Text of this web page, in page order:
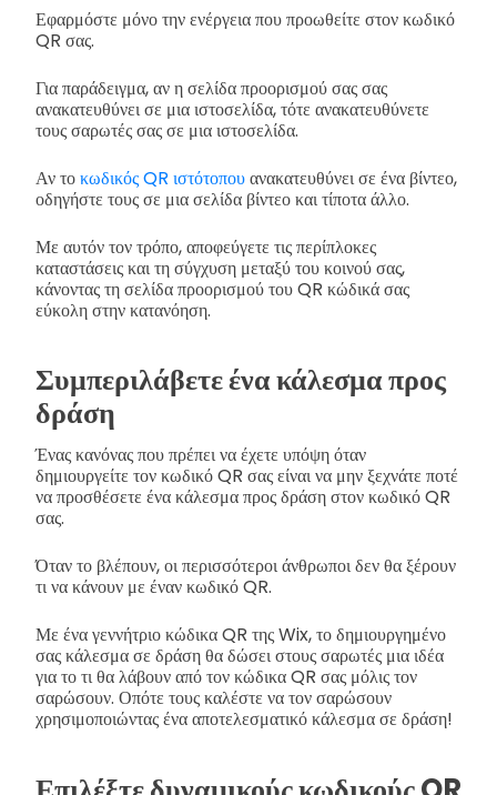
Εφαρμόστε μόνο την ενέργεια που προωθείτε στον κωδικό
QR σας.
Για παράδειγμα, αν η σελίδα προορισμού σας σας
ανακατευθύνει σε μια ιστοσελίδα, τότε ανακατευθύνετε
τους σαρωτές σας σε μια ιστοσελίδα.
Αν τοκωδικός QR ιστότοπουανακατευθύνει σε ένα βίντεο,
οδηγήστε τους σε μια σελίδα βίντεο και τίποτα άλλο.
Με αυτόν τον τρόπο, αποφεύγετε τις περίπλοκες
καταστάσεις και τη σύγχυση μεταξύ του κοινού σας,
κάνοντας τη σελίδα προορισμού του QR κώδικά σας
εύκολη στην κατανόηση.
Συμπεριλάβετε ένα κάλεσμα προς
δράση
Ένας κανόνας που πρέπει να έχετε υπόψη όταν
δημιουργείτε τον κωδικό QR σας είναι να μην ξεχνάτε ποτέ
να προσθέσετε ένα κάλεσμα προς δράση στον κωδικό QR
σας.
Όταν το βλέπουν, οι περισσότεροι άνθρωποι δεν θα ξέρουν
τι να κάνουν με έναν κωδικό QR.
Με ένα γεννήτριο κώδικα QR της Wix, το δημιουργημένο
σας κάλεσμα σε δράση θα δώσει στους σαρωτές μια ιδέα
για το τι θα λάβουν από τον κώδικα QR σας μόλις τον
σαρώσουν. Οπότε τους καλέστε να τον σαρώσουν
χρησιμοποιώντας ένα αποτελεσματικό κάλεσμα σε δράση!